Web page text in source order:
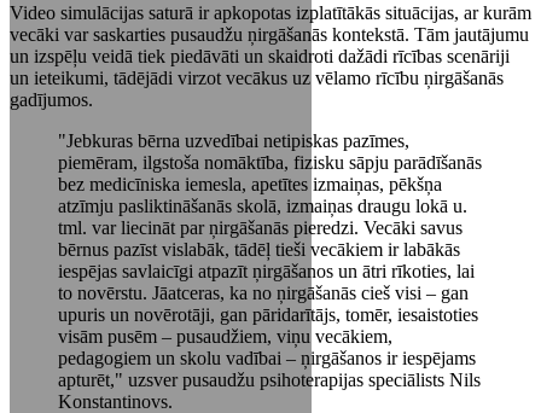
Video simulācijas saturā ir apkopotas izplatītākās situācijas, ar kurām
vecāki var saskarties pusaudžu ņirgāšanās kontekstā. Tām jautājumu
un izspēļu veidā tiek piedāvāti un skaidroti dažādi rīcības scenāriji
un ieteikumi, tādējādi virzot vecākus uz vēlamo rīcību ņirgāšanās
gadījumos.
"Jebkuras bērna uzvedībai netipiskas pazīmes,
piemēram, ilgstoša nomāktība, fizisku sāpju parādīšanās
bez medicīniska iemesla, apetītes izmaiņas, pēkšņa
atzīmju pasliktināšanās skolā, izmaiņas draugu lokā u.
tml. var liecināt par ņirgāšanās pieredzi. Vecāki savus
bērnus pazīst vislabāk, tādēļ tieši vecākiem ir labākās
iespējas savlaicīgi atpazīt ņirgāšanos un ātri rīkoties, lai
to novērstu. Jāatceras, ka no ņirgāšanās cieš visi – gan
upuris un novērotāji, gan pāridarītājs, tomēr, iesaistoties
visām pusēm – pusaudžiem, viņu vecākiem,
pedagogiem un skolu vadībai – ņirgāšanos ir iespējams
apturēt," uzsver pusaudžu psihoterapijas speciālists Nils
Konstantinovs.